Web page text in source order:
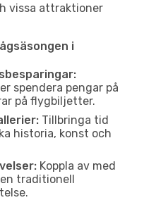
vissa attraktioner
i
spendera pengar på
på flygbiljetter.
Tillbringa tid
historia, konst och
Koppla av med
traditionell